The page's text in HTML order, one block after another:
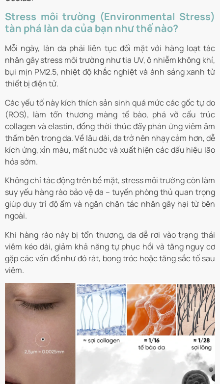
Stress môi trường (Environmental Stress)
tàn phá làn da của bạn như thế nào?
Mỗi ngày, làn da phải liên tục đối mặt với hàng loạt tác
nhân gây stress môi trường như tia UV, ô nhiễm không khí,
bụi mịn PM2.5, nhiệt độ khắc nghiệt và ánh sáng xanh từ
thiết bị điện tử.
Các yếu tố này kích thích sản sinh quá mức các gốc tự do
(ROS), làm tổn thương màng tế bào, phá vỡ cấu trúc
collagen và elastin, đồng thời thúc đẩy phản ứng viêm âm
thầm bên trong da. Về lâu dài, da trở nên nhạy cảm hơn, dễ
kích ứng, xỉn màu, mất nước và xuất hiện các dấu hiệu lão
hóa sớm.
Không chỉ tác động trên bề mặt, stress môi trường còn làm
suy yếu hàng rào bảo vệ da – tuyến phòng thủ quan trọng
giúp duy trì độ ẩm và ngăn chặn tác nhân gây hại từ bên
ngoài.
Khi hàng rào này bị tổn thương, da dễ rơi vào trạng thái
viêm kéo dài, giảm khả năng tự phục hồi và tăng nguy cơ
gặp các vấn đề như đỏ rát, bong tróc hoặc tăng sắc tố sau
viêm.